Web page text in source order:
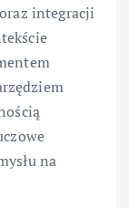
integracji
na